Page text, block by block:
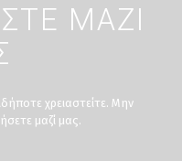
ΜΑΖΙ
χρειαστείτε. Μην
μαζί μας.